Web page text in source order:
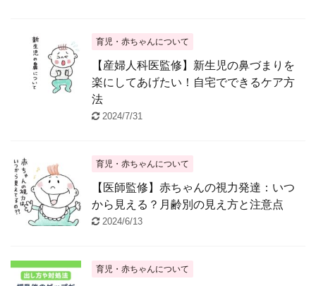
育児・赤ちゃんについて
【産婦人科医監修】新生児の鼻づまりを
楽にしてあげたい！自宅でできるケア方
法
2024/7/31
育児・赤ちゃんについて
【医師監修】赤ちゃんの視力発達：いつ
から見える？月齢別の見え方と注意点
2024/6/13
育児・赤ちゃんについて